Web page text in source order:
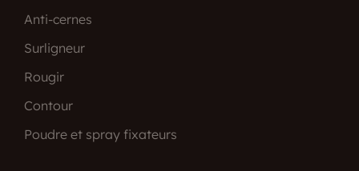
Anti-cernes
Surligneur
Rougir
Contour
Poudre et spray fixateurs